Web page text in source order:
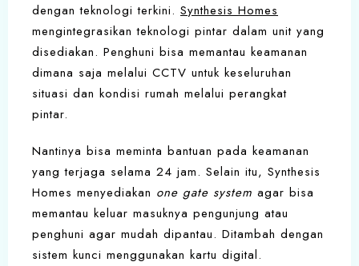
dengan teknologi terkini. Synthesis Homes
mengintegrasikan teknologi pintar dalam unit yang
disediakan. Penghuni bisa memantau keamanan
dimana saja melalui CCTV untuk keseluruhan
situasi dan kondisi rumah melalui perangkat
pintar.
Nantinya bisa meminta bantuan pada keamanan
yang terjaga selama 24 jam. Selain itu, Synthesis
Homes menyediakan one gate system agar bisa
memantau keluar masuknya pengunjung atau
penghuni agar mudah dipantau. Ditambah dengan
sistem kunci menggunakan kartu digital.